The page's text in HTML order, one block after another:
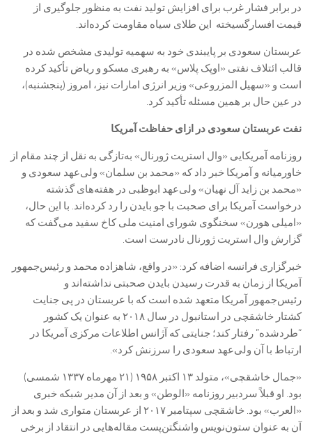
در برابر فشار غرب برای افزایش تولید نفت به منظور جلوگیری از
قیمت افسارگسیخته این طلای سیاه مقاومت کرده‌اند.
عربستان سعودی بر پایبندی خود به سهمیه تولیدی مشخص شده در
قالب ائتلاف نفتی «اوپک پلاس» به رهبری مسکو و ریاض تأکید کرده
است و «سهیل المزروعی» وزیر انرژی امارات نیز، امروز (پنجشنبه)،
در عین حال بر همین مسئله تأکید کرد.
نفت عربستان سعودی در ازای حفاظت آمریکا
روزنامه آمریکایی «وال استریت ژورنال» به‌تازگی به نقل از چند مقام از
خاورمیانه و آمریکا خبر داد که «محمد بن سلمان» ولی‌عهد سعودی و
«محمد بن زاید آل نهیان» ولی‌عهد ابوظبی در هفته‌های گذشته
درخواست آمریکا برای صحبت با جو بایدن را رد کرده‌اند. با این حال،
«امیلی هورن» سخنگوی شورای امنیت ملی کاخ سفید می‌گفت که
گزارش وال استریت ژورنال نادرست است.
خبرگزاری فرانسه اضافه کرد: «در واقع، شاهزاده محمد و رئیس‌جمهور
آمریکا از زمان به قدرت رسیدن بایدن صحبتی نداشته‌اند و
رئیس‌جمهور آمریکا متعهد شده است که با عربستان در پی جنایت
کشتار خاشقچی در استانبول در سال ۲۰۱۸ به عنوان یک کشور
“طردشده” رفتار کند؛ جنایتی که آژانس اطلاعات مرکزی آمریکا در
ارتباط با آن ولی‌عهد سعودی را سرزنش کرد».
«جمال خاشقچی»، متولد ۱۳ اکتبر ۱۹۵۸ (۲۱ مهرماه ۱۳۳۷ شمسی)
بود. او قبلاً سردبیر روزنامه «الوطن» و بعد از آن مدیر شبکه خبری
«العرب» بود. خاشقچی سپتامبر ۲۰۱۷ از عربستان متواری شد و بعد از
آن به عنوان ستون‌نویس واشنگتن‌پست مقاله‌هایی در انتقاد از برخی